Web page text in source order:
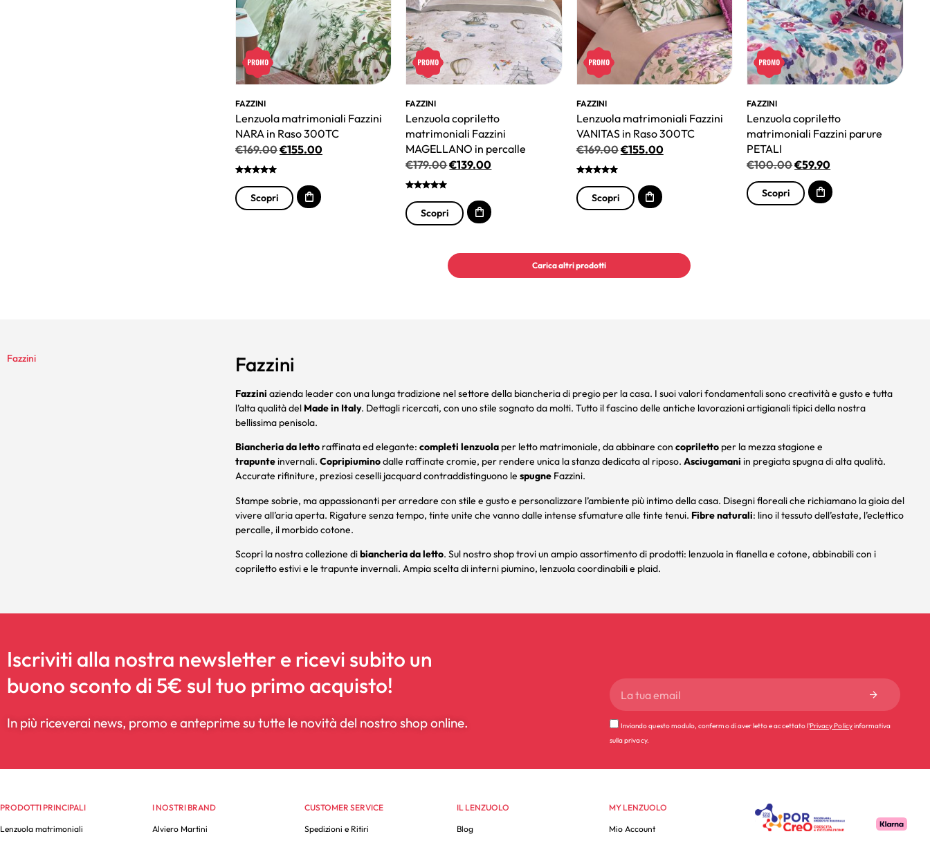
FAZZINI
Lenzuola matrimoniali Fazzini
NARA in Raso 300TC
€169.00€155.00
Scopri
FAZZINI
Lenzuola copriletto
matrimoniali Fazzini
MAGELLANO in percalle
€179.00€139.00
Scopri
FAZZINI
Lenzuola matrimoniali Fazzini
VANITAS in Raso 300TC
€169.00€155.00
Scopri
FAZZINI
Lenzuola copriletto
matrimoniali Fazzini parure
PETALI
€100.00€59.90
Scopri
Carica altri prodotti
Fazzini Fazzini
Fazzini azienda leader con una lunga tradizione nel settore della biancheria di pregio per la casa. I suoi valori fondamentali sono creatività e gusto e tutta
l’alta qualità del Made in Italy. Dettagli ricercati, con uno stile sognato da molti. Tutto il fascino delle antiche lavorazioni artigianali tipici della nostra
bellissima penisola.
Biancheria da letto raffinata ed elegante: completi lenzuola per letto matrimoniale, da abbinare con copriletto per la mezza stagione e
trapunteinvernali. Copripiuminodalle raffinate cromie, per rendere unica la stanza dedicata al riposo. Asciugamani in pregiata spugna di alta qualità.
Accurate rifiniture, preziosi ceselli jacquard contraddistinguono le spugne Fazzini.
Stampe sobrie, ma appassionanti per arredare con stile e gusto e personalizzare l’ambiente più intimo della casa. Disegni floreali che richiamano la gioia del
vivere all’aria aperta. Rigature senza tempo, tinte unite che vanno dalle intense sfumature alle tinte tenui. Fibre naturali: lino il tessuto dell’estate, l’eclettico
percalle, il morbido cotone.
Scopri la nostra collezione dibiancheria da letto. Sul nostro shop trovi un ampio assortimento di prodotti: lenzuolain flanella e cotone, abbinabili con i
coprilettoestivi e le trapunte invernali. Ampia scelta diinterni piumino, lenzuola coordinabilie plaid.
Iscriviti alla nostra newsletter e ricevi subito un
buono sconto di 5€ sul tuo primo acquisto!
In più riceverai news, promo e anteprime su tutte le novità del nostro shop online. Inviando questo modulo, confermo di aver letto e accettato l'Privacy Policyinformativa
sulla privacy.
PRODOTTI PRINCIPALI
Lenzuola matrimoniali
I NOSTRI BRAND
Alviero Martini
CUSTOMER SERVICE
Spedizioni e Ritiri
IL LENZUOLO
Blog
MY LENZUOLO
Mio Account